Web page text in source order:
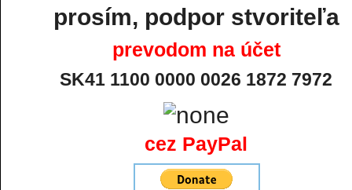
prosím, podpor stvoriteľa
prevodom na účet
SK41 1100 0000 0026 1872 7972
cez PayPal